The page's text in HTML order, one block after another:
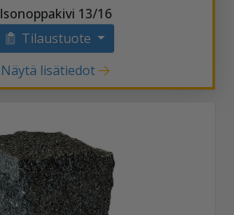
Isonoppakivi 13/16
Tilaustuote
Näytä lisätiedot